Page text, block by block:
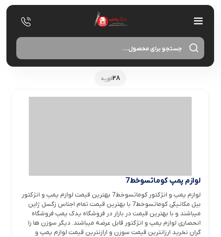
28فوریه
لوازم پمپ کوماتسوخط7
لوازم پمپ و انژکتور کوماتسوخط7 بهترین قیمت لوازم پمپ و انژکتور
بیل مکانیکی کوماتسوخط7 با بهترین قیمت تمام اجناس زگسل ژاپن
میباشند و با بهترین قیمت در بازار در فروشگاه یدک پمپ فروشگاه
انحصاری لوازم پمپ و انژکتور قابل عرضه میباشند. دیگر سوزن ها را
گران نخرید ارزانترین قیمت سوزن و ارازنترین قیمت لوازم پمپ و